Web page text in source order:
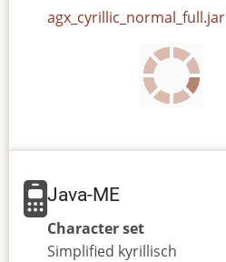
JAR
agx_cyrillic_normal_full.jar
Java-ME
Character set
Simplified kyrillisch